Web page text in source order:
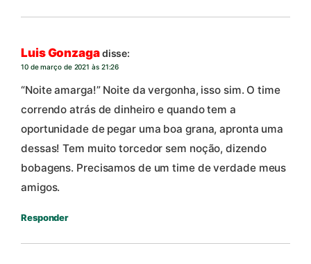
Luis Gonzagadisse:
10 de março de 2021 às 21:26
“Noite amarga!” Noite da vergonha, isso sim. O time
correndo atrás de dinheiro e quando tem a
oportunidade de pegar uma boa grana, apronta uma
dessas! Tem muito torcedor sem noção, dizendo
bobagens. Precisamos de um time de verdade meus
amigos.
Responder